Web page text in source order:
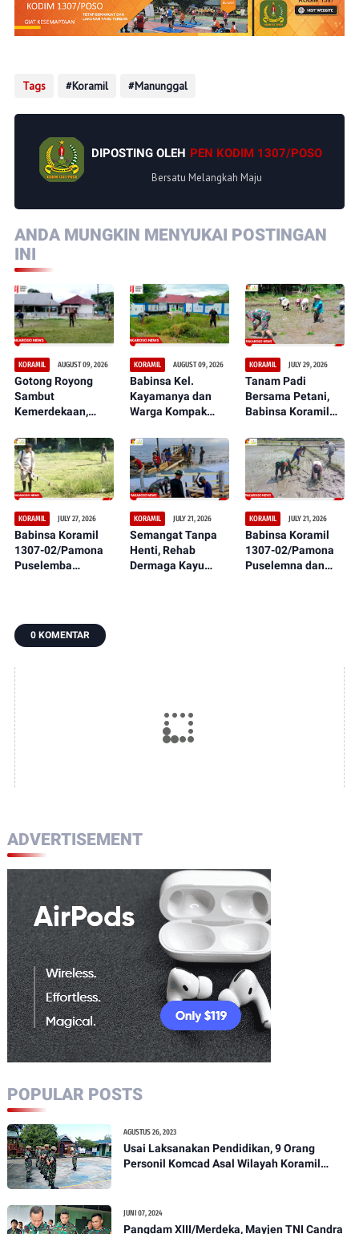
Tags Koramil Manunggal
DIPOSTING OLEH PEN KODIM 1307/POSO
Bersatu Melangkah Maju
ANDA MUNGKIN MENYUKAI POSTINGAN
INI
KORAMIL AUGUST 09, 2026
Gotong Royong
Sambut
Kemerdekaan,
11/Pamona
Selatan dan Warga
Bersihkan
Lapangan
KORAMIL AUGUST 09, 2026
Babinsa Kel.
Kayamanya dan
Warga Kompak
Ciptakan
Lingkungan Bersih
dan Nyaman
KORAMIL JULY 29, 2026
Tanam Padi
Bersama Petani,
Babinsa Koramil
Puselemba Dukung
Peningkatan Hasil
Panen dan
Ketahanan Pangan
KORAMIL JULY 27, 2026
Babinsa Koramil
1307-02/Pamona
Puselemba
Sepak Bola Bersih,
Nyaman, dan
KORAMIL JULY 21, 2026
Semangat Tanpa
Henti, Rehab
Dermaga Kayu
KORAMIL JULY 21, 2026
Babinsa Koramil
1307-02/Pamona
Puselemna dan
0 KOMENTAR
ADVERTISEMENT
POPULAR POSTS
AGUSTUS 26, 2023
Usai Laksanakan Pendidikan, 9 Orang
Personil Komcad Asal Wilayah Koramil
JUNI 07, 2024
Pangdam XIII/Merdeka, Mayjen TNI Candra